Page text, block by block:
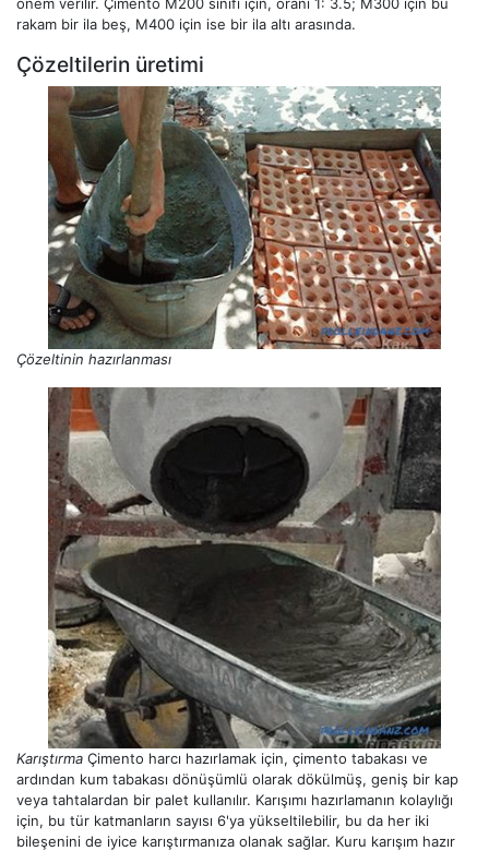
rakam bir ila beş, M400 için ise bir ila altı arasında.
Çözeltilerin üretimi
Çözeltinin hazırlanması
Karıştırma Çimento harcı hazırlamak için, çimento tabakası ve
ardından kum tabakası dönüşümlü olarak dökülmüş, geniş bir kap
veya tahtalardan bir palet kullanılır. Karışımı hazırlamanın kolaylığı
için, bu tür katmanların sayısı 6'ya yükseltilebilir, bu da her iki
bileşenini de iyice karıştırmanıza olanak sağlar. Kuru karışım hazır